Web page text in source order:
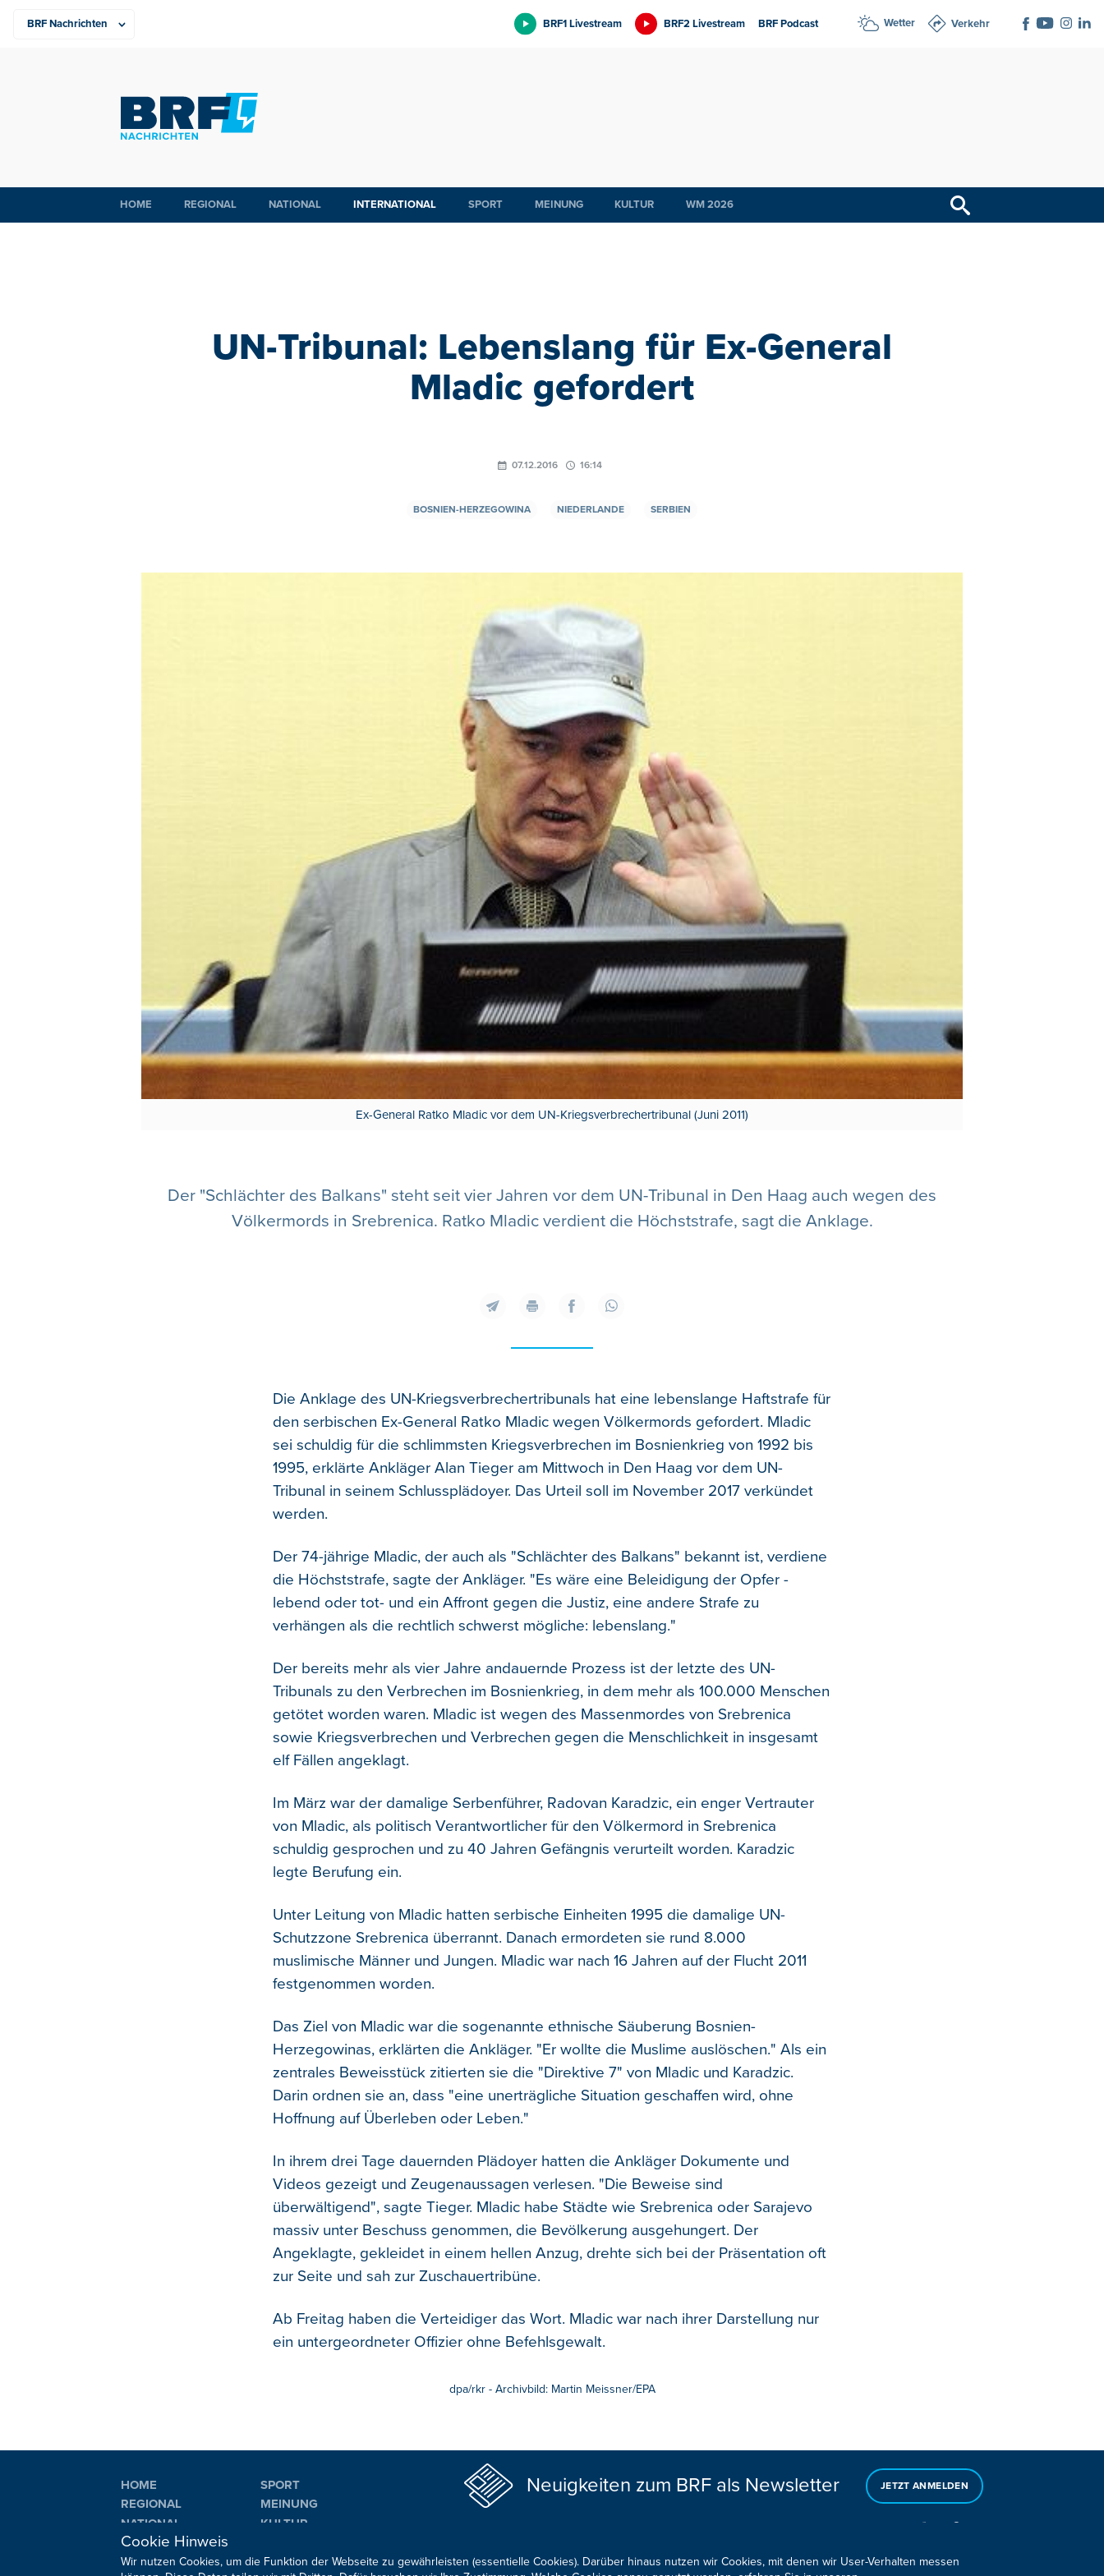
BRF1 Livestream BRF2 Livestream BRF Podcast Wetter Verkehr
HOME REGIONAL NATIONAL INTERNATIONAL SPORT MEINUNG KULTUR WM 2026
UN-Tribunal: Lebenslang für Ex-General
Mladic gefordert
07.12.2016 16:14
BOSNIEN-HERZEGOWINA NIEDERLANDE SERBIEN
Ex-General Ratko Mladic vor dem UN-Kriegsverbrechertribunal (Juni 2011)
Der "Schlächter des Balkans" steht seit vier Jahren vor dem UN-Tribunal in Den Haag auch wegen des
Völkermords in Srebrenica. Ratko Mladic verdient die Höchststrafe, sagt die Anklage.
Die Anklage des UN-Kriegsverbrechertribunals hat eine lebenslange Haftstrafe für
den serbischen Ex-General Ratko Mladic wegen Völkermords gefordert. Mladic
sei schuldig für die schlimmsten Kriegsverbrechen im Bosnienkrieg von 1992 bis
1995, erklärte Ankläger Alan Tieger am Mittwoch in Den Haag vor dem UN-
Tribunal in seinem Schlussplädoyer. Das Urteil soll im November 2017 verkündet
werden.
Der 74-jährige Mladic, der auch als "Schlächter des Balkans" bekannt ist, verdiene
die Höchststrafe, sagte der Ankläger. "Es wäre eine Beleidigung der Opfer -
lebend oder tot- und ein Affront gegen die Justiz, eine andere Strafe zu
verhängen als die rechtlich schwerst mögliche: lebenslang."
Der bereits mehr als vier Jahre andauernde Prozess ist der letzte des UN-
Tribunals zu den Verbrechen im Bosnienkrieg, in dem mehr als 100.000 Menschen
getötet worden waren. Mladic ist wegen des Massenmordes von Srebrenica
sowie Kriegsverbrechen und Verbrechen gegen die Menschlichkeit in insgesamt
elf Fällen angeklagt.
Im März war der damalige Serbenführer, Radovan Karadzic, ein enger Vertrauter
von Mladic, als politisch Verantwortlicher für den Völkermord in Srebrenica
schuldig gesprochen und zu 40 Jahren Gefängnis verurteilt worden. Karadzic
legte Berufung ein.
Unter Leitung von Mladic hatten serbische Einheiten 1995 die damalige UN-
Schutzzone Srebrenica überrannt. Danach ermordeten sie rund 8.000
muslimische Männer und Jungen. Mladic war nach 16 Jahren auf der Flucht 2011
festgenommen worden.
Das Ziel von Mladic war die sogenannte ethnische Säuberung Bosnien-
Herzegowinas, erklärten die Ankläger. "Er wollte die Muslime auslöschen." Als ein
zentrales Beweisstück zitierten sie die "Direktive 7" von Mladic und Karadzic.
Darin ordnen sie an, dass "eine unerträgliche Situation geschaffen wird, ohne
Hoffnung auf Überleben oder Leben."
In ihrem drei Tage dauernden Plädoyer hatten die Ankläger Dokumente und
Videos gezeigt und Zeugenaussagen verlesen. "Die Beweise sind
überwältigend", sagte Tieger. Mladic habe Städte wie Srebrenica oder Sarajevo
massiv unter Beschuss genommen, die Bevölkerung ausgehungert. Der
Angeklagte, gekleidet in einem hellen Anzug, drehte sich bei der Präsentation oft
zur Seite und sah zur Zuschauertribüne.
Ab Freitag haben die Verteidiger das Wort. Mladic war nach ihrer Darstellung nur
ein untergeordneter Offizier ohne Befehlsgewalt.
dpa/rkr - Archivbild: Martin Meissner/EPA
HOME
REGIONAL
NATIONAL
INTERNATIONAL
SPORT
MEINUNG
KULTUR
Neuigkeiten zum BRF als Newsletter JETZT ANMELDEN
Cookie Hinweis
Wir nutzen Cookies, um die Funktion der Webseite zu gewährleisten (essentielle Cookies). Darüber hinaus nutzen wir Cookies, mit denen wir User-Verhalten messen